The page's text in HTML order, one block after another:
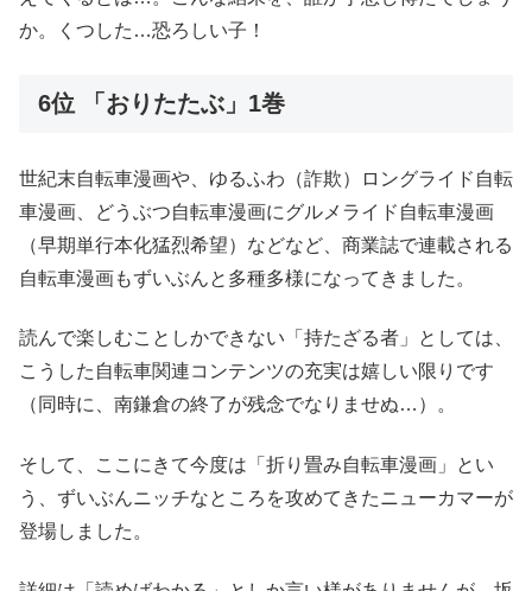
か。くつした…恐ろしい子！
6位 「おりたたぶ」1巻
世紀末自転車漫画や、ゆるふわ（詐欺）ロングライド自転
車漫画、どうぶつ自転車漫画にグルメライド自転車漫画
（早期単行本化猛烈希望）などなど、商業誌で連載される
自転車漫画もずいぶんと多種多様になってきました。
読んで楽しむことしかできない「持たざる者」としては、
こうした自転車関連コンテンツの充実は嬉しい限りです
（同時に、南鎌倉の終了が残念でなりませぬ…）。
そして、ここにきて今度は「折り畳み自転車漫画」とい
う、ずいぶんニッチなところを攻めてきたニューカマーが
登場しました。